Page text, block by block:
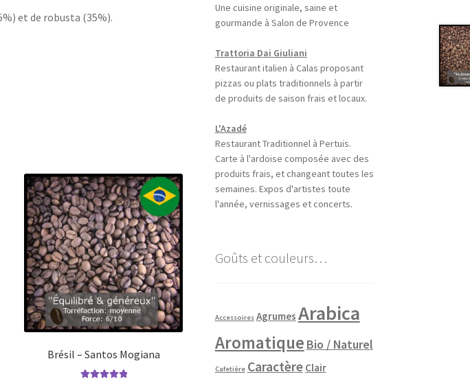
et de robusta (35%).
Brésil – Santos Mogiana
Une cuisine originale, saine et
gourmande à Salon de Provence
Trattoria Dai Giuliani
Restaurant italien à Calas proposant
pizzas ou plats traditionnels à partir
de produits de saison frais et locaux.
L'Azadé
Restaurant Traditionnel à Pertuis.
Carte à l'ardoise composée avec des
produits frais, et changeant toutes les
semaines. Expos d'artistes toute
l'année, vernissages et concerts.
Goûts et couleurs…
Accessoires Agrumes Arabica
Aromatique Bio / Naturel
Cafetière Caractère Clair